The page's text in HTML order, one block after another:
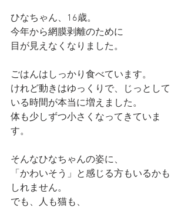
ひなちゃん、16歳。
今年から網膜剥離のために
目が見えなくなりました。
ごはんはしっかり食べています。
けれど動きはゆっくりで、じっとして
いる時間が本当に増えました。
体も少しずつ小さくなってきていま
す。
そんなひなちゃんの姿に、
「かわいそう」と感じる方もいるかも
しれません。
でも、人も猫も、